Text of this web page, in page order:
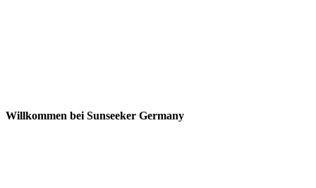
Willkommen bei Sunseeker Germany